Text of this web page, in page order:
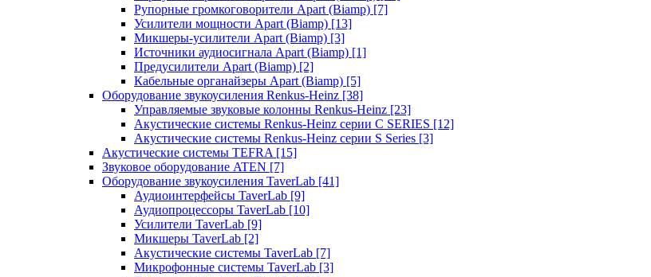
Рупорные громкоговорители Apart (Biamp) [7]
Усилители мощности Apart (Biamp) [13]
Микшеры-усилители Apart (Biamp) [3]
Источники аудиосигнала Apart (Biamp) [1]
Предусилители Apart (Biamp) [2]
Кабельные органайзеры Apart (Biamp) [5]
Оборудование звукоусиления Renkus-Heinz [38]
Управляемые звуковые колонны Renkus-Heinz [23]
Акустические системы Renkus-Heinz серии C SERIES [12]
Акустические системы Renkus-Heinz серии S Series [3]
Акустические системы TEFRA [15]
Звуковое оборудование ATEN [7]
Оборудование звукоусиления TaverLab [41]
Аудиоинтерфейсы TaverLab [9]
Аудиопроцессоры TaverLab [10]
Усилители TaverLab [9]
Микшеры TaverLab [2]
Акустические системы TaverLab [7]
Микрофонные системы TaverLab [3]